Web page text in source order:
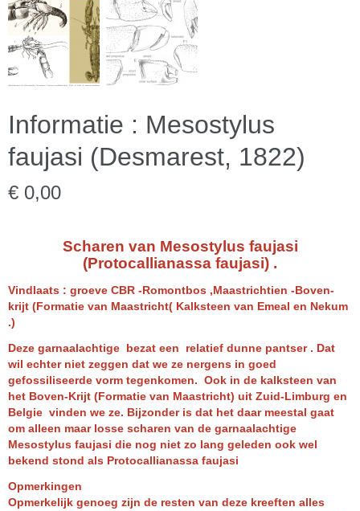
Informatie : Mesostylus
faujasi (Desmarest, 1822)
€ 0,00
Scharen van Mesostylus faujasi
(Protocallianassa faujasi) .
Vindlaats : groeve CBR -Romontbos ,Maastrichtien -Boven-
krijt (Formatie van Maastricht( Kalksteen van Emeal en Nekum
.)
Deze garnaalachtige bezat een relatief dunne pantser . Dat
wil echter niet zeggen dat we ze nergens in goed
gefossiliseerde vorm tegenkomen. Ook in de kalksteen van
het Boven-Krijt (Formatie van Maastricht) uit Zuid-Limburg en
Belgie vinden we ze. Bijzonder is dat het daar meestal gaat
om alleen maar losse scharen van de garnaalachtige
Mesostylus faujasi die nog niet zo lang geleden ook wel
bekend stond als Protocallianassa faujasi
Opmerkingen
Opmerkelijk genoeg zijn de resten van deze kreeften alles